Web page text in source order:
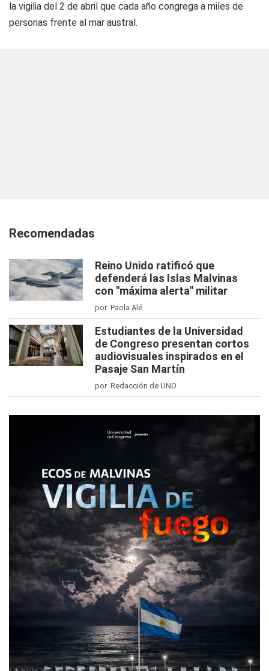
la vigilia del 2 de abril que cada año congrega a miles de
personas frente al mar austral.
Recomendadas
Reino Unido ratificó que
defenderá las Islas Malvinas
con "máxima alerta" militar
por Paola Alé
Estudiantes de la Universidad
de Congreso presentan cortos
audiovisuales inspirados en el
Pasaje San Martín
por Redacción de UNO